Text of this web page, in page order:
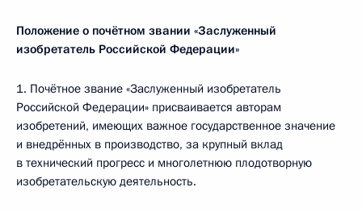
Положение о почётном звании «Заслуженный
изобретатель Российской Федерации»
1. Почётное звание «Заслуженный изобретатель
Российской Федерации» присваивается авторам
изобретений, имеющих важное государственное значение
и внедрённых в производство, за крупный вклад
в технический прогресс и многолетнюю плодотворную
изобретательскую деятельность.